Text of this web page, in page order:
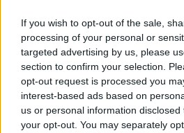
If you wish to opt-out of the sale,
processing of your personal or
targeted advertising by us, please
section to confirm your selection.
opt-out request is processed you
interest-based ads based on
us or personal information
your opt-out. You may separately